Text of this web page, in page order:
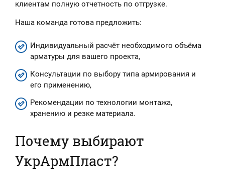
клиентам полную отчетность по отгрузке.
Наша команда готова предложить:
Индивидуальный расчёт необходимого объёма
арматуры для вашего проекта,
Консультации по выбору типа армирования и
его применению,
Рекомендации по технологии монтажа,
хранению и резке материала.
Почему выбирают
УкрАрмПласт?